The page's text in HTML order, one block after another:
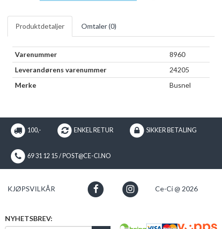
Produktdetaljer Omtaler (0)
Varenummer
8960
Leverandørens varenummer
24205
Merke
Busnel
100,- ENKEL RETUR SIKKER BETALING
69 31 12 15 / POST@CE-CI.NO
KJØPSVILKÅR Ce-Ci @ 2026
NYHETSBREV: